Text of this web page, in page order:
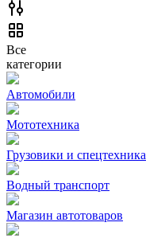
Все
категории
Автомобили
Мототехника
Грузовики и спецтехника
Водный транспорт
Магазин автотоваров